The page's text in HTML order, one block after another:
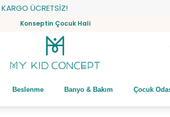
ÜCRETSİZ!
Konseptin Çocuk Hali
Beslenme Banyo & Bakım Çocuk